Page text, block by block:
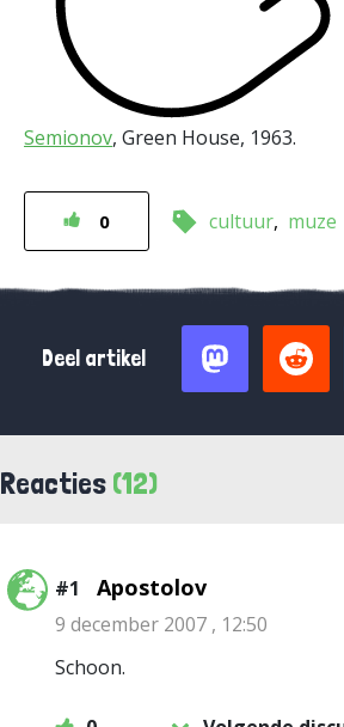
Semionov, Green House, 1963.
0 cultuur muze
Deel artikel
Reacties (12)
#1 Apostolov
9 december 2007 , 12:50
Schoon.